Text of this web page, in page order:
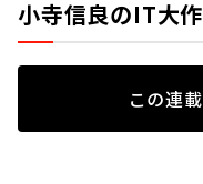
小寺信良のIT大
この連